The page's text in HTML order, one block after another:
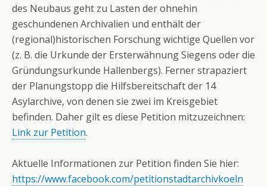
des Neubaus geht zu Lasten der ohnehin
geschundenen Archivalien und enthält der
(regional)historischen Forschung wichtige Quellen vor
(z. B. die Urkunde der Ersterwähnung Siegens oder die
Gründungsurkunde Hallenbergs). Ferner strapaziert
der Planungstopp die Hilfsbereitschaft der 14
Asylarchive, von denen sie zwei im Kreisgebiet
befinden. Daher gilt es diese Petition mitzuzeichnen:
Link zur Petition.
Aktuelle Informationen zur Petition finden Sie hier:
https://www.facebook.com/petitionstadtarchivkoeln